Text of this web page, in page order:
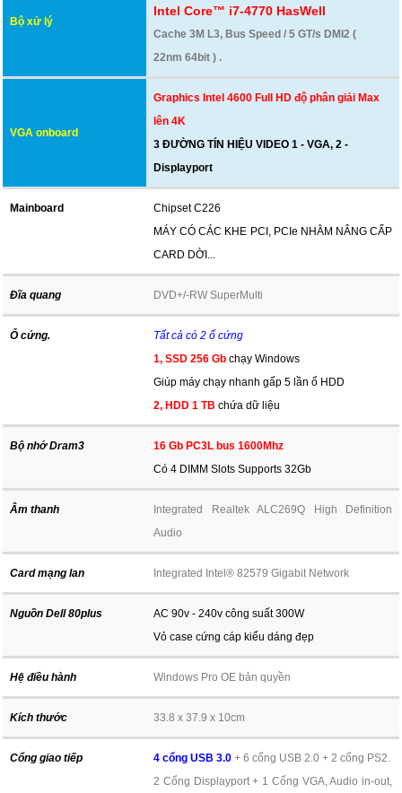
Bộ xử lý
Intel Core™ i7-4770 HasWell
Cache 3M L3, Bus Speed / 5 GT/s DMI2 (
22nm 64bit ) .
VGA onboard
Graphics Intel 4600 Full HD độ phân giải Max
lên 4K
3 ĐƯỜNG TÍN HIỆU VIDEO 1 - VGA, 2 -
Displayport
Mainboard
Chipset C226
MÁY CÓ CÁC KHE PCI, PCIe NHẰM NÂNG CẤP
CARD DỜI...
Đĩa quang DVD+/-RW SuperMulti
Ổ cứng.
Tất cả có 2 ổ cứng
1, SSD 256 Gb chạy Windows
Giúp máy chạy nhanh gấp 5 lần ổ HDD
2, HDD 1 TB chứa dữ liệu
Bộ nhớ Dram3
16 Gb PC3L bus 1600Mhz
Có 4 DIMM Slots Supports 32Gb
Âm thanh
Integrated Realtek ALC269Q High Definition
Audio
Card mạng lan Integrated Intel® 82579 Gigabit Network
Nguồn Dell 80plus
AC 90v - 240v công suất 300W
Vỏ case cứng cáp kiểu dáng đẹp
Hệ điều hành Windows Pro OE bản quyền
Kích thước 33.8 x 37.9 x 10cm
Cổng giao tiếp 4 cổng USB 3.0 + 6 cổng USB 2.0 + 2 cổng PS2.
2 Cổng Displayport + 1 Cổng VGA, Audio in-out,